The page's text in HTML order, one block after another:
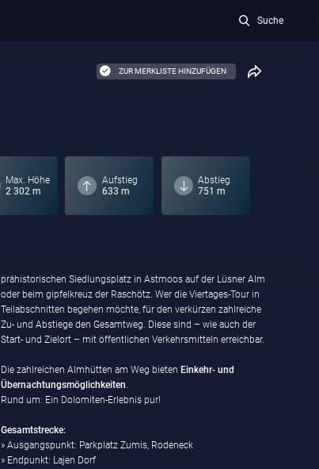
Suche
ZUR MERKLISTE HINZUFÜGEN
Max. Höhe
2 302 m
Aufstieg
633 m
Abstieg
751 m
prähistorischen Siedlungsplatz in Astmoos auf der Lüsner Alm
oder beim gipfelkreuz der Raschötz. Wer die Viertages-Tour in
Teilabschnitten begehen möchte, für den verkürzen zahlreiche
Zu- und Abstiege den Gesamtweg. Diese sind – wie auch der
Start- und Zielort – mit öffentlichen Verkehrsmitteln erreichbar.
Die zahlreichen Almhütten am Weg bieten Einkehr- und
Übernachtungsmöglichkeiten.
Rund um: Ein Dolomiten-Erlebnis pur!
Gesamtstrecke:
» Ausgangspunkt: Parkplatz Zumis, Rodeneck
» Endpunkt: Lajen Dorf